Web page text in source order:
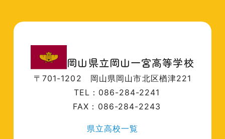
岡山県立岡山一宮高等学校
〒701-1202 岡山県岡山市北区楢津221
TEL：086-284-2241
FAX：086-284-2243
県立高校一覧